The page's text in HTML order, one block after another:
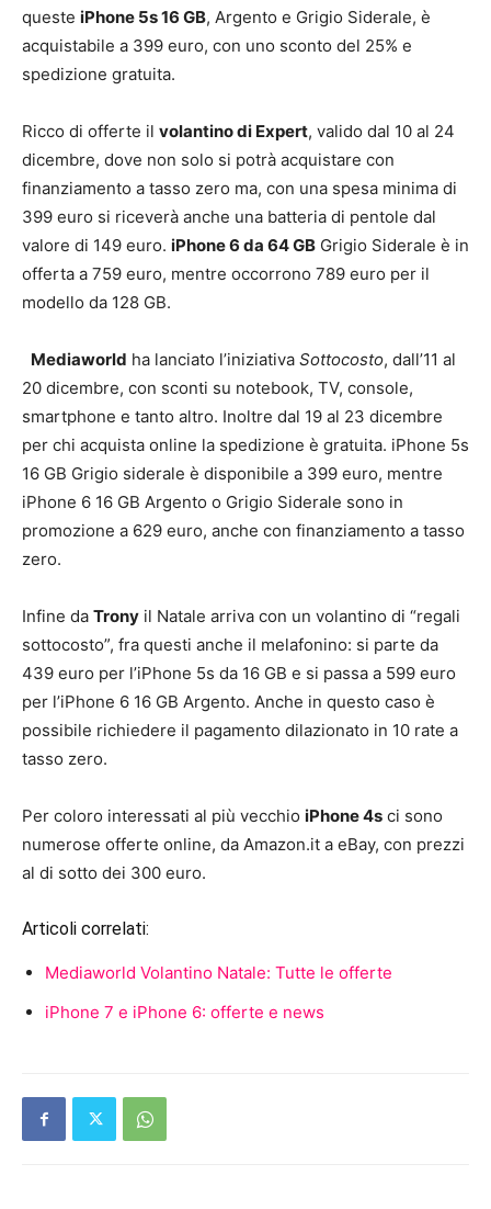
queste iPhone 5s 16 GB, Argento e Grigio Siderale, è
acquistabile a 399 euro, con uno sconto del 25% e
spedizione gratuita.
Ricco di offerte il volantino di Expert, valido dal 10 al 24
dicembre, dove non solo si potrà acquistare con
finanziamento a tasso zero ma, con una spesa minima di
399 euro si riceverà anche una batteria di pentole dal
valore di 149 euro. iPhone 6 da 64 GB Grigio Siderale è in
offerta a 759 euro, mentre occorrono 789 euro per il
modello da 128 GB.
Mediaworld ha lanciato l’iniziativa Sottocosto, dall’11 al
20 dicembre, con sconti su notebook, TV, console,
smartphone e tanto altro. Inoltre dal 19 al 23 dicembre
per chi acquista online la spedizione è gratuita. iPhone 5s
16 GB Grigio siderale è disponibile a 399 euro, mentre
iPhone 6 16 GB Argento o Grigio Siderale sono in
promozione a 629 euro, anche con finanziamento a tasso
zero.
Infine da Trony il Natale arriva con un volantino di “regali
sottocosto”, fra questi anche il melafonino: si parte da
439 euro per l’iPhone 5s da 16 GB e si passa a 599 euro
per l’iPhone 6 16 GB Argento. Anche in questo caso è
possibile richiedere il pagamento dilazionato in 10 rate a
tasso zero.
Per coloro interessati al più vecchio iPhone 4s ci sono
numerose offerte online, da Amazon.it a eBay, con prezzi
al di sotto dei 300 euro.
Articoli correlati:
Mediaworld Volantino Natale: Tutte le offerte
iPhone 7 e iPhone 6: offerte e news